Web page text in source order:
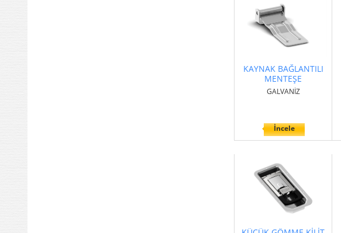
KAYNAK BAĞLANTILI
MENTEŞE
GALVANİZ
İncele